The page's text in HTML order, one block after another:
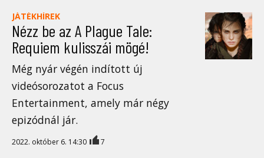
JÁTÉKHÍREK
Nézz be az A Plague Tale:
Requiem kulisszái mögé!
Még nyár végén indított új
videósorozatot a Focus
Entertainment, amely már négy
epizódnál jár.
2022. október 6. 14:30 7